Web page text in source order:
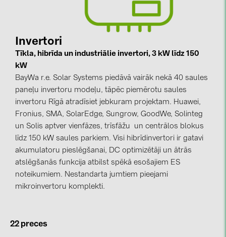
KATEGORIJAS
Saules paneļi (19)
Invertori (105)
Invertoru aksesuāri (84)
Enerģijas uzglabāšana (74)
E-Mobilitāte (19)
Instalācijas (87)
RAŽOTĀJI
ABB (21)
BAKS (51)
Invertori
Tīkla, hibrīda un industriālie invertori, 3 kW līdz 150
kW
BayWa r.e. Solar Systems piedāvā vairāk nekā 40 saules
paneļu invertoru modeļu, tāpēc piemērotu saules
invertoru Rīgā atradīsiet jebkuram projektam. Huawei,
Fronius, SMA, SolarEdge, Sungrow, GoodWe, Solinteg
un Solis aptver vienfāzes, trīsfāžu un centrālos blokus
līdz 150 kW saules parkiem. Visi hibrīdinvertori ir gatavi
akumulatoru pieslēgšanai, DC optimizētāji un ātrās
atslēgšanās funkcija atbilst spēkā esošajiem ES
noteikumiem. Nestandarta jumtiem pieejami
mikroinvertoru komplekti.
22 preces